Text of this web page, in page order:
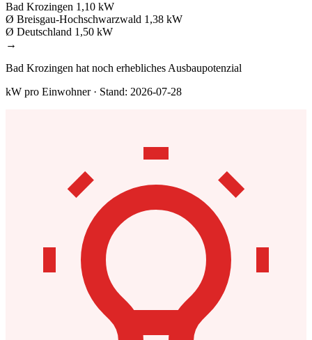
Bad Krozingen 1,10 kW
Ø Breisgau-Hochschwarzwald 1,38 kW
Ø Deutschland 1,50 kW
→
Bad Krozingen hat noch erhebliches Ausbaupotenzial
kW pro Einwohner · Stand: 2026-07-28